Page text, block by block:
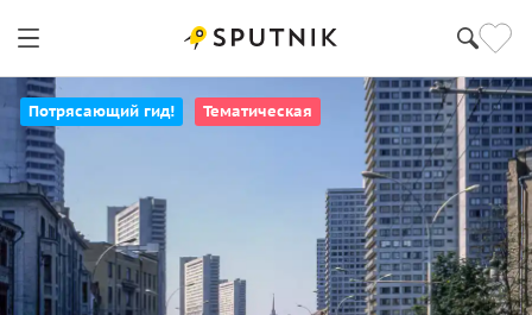
Потрясающий гид! Тематическая